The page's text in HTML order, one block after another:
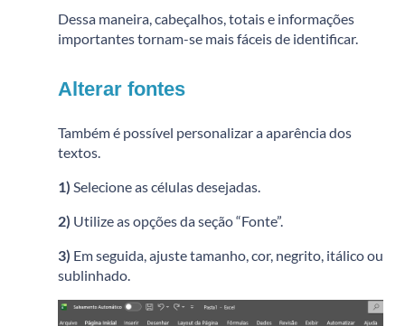
Dessa maneira, cabeçalhos, totais e informações
importantes tornam-se mais fáceis de identificar.
Alterar fontes
Também é possível personalizar a aparência dos
textos.
1) Selecione as células desejadas.
2) Utilize as opções da seção “Fonte”.
3) Em seguida, ajuste tamanho, cor, negrito, itálico ou
sublinhado.